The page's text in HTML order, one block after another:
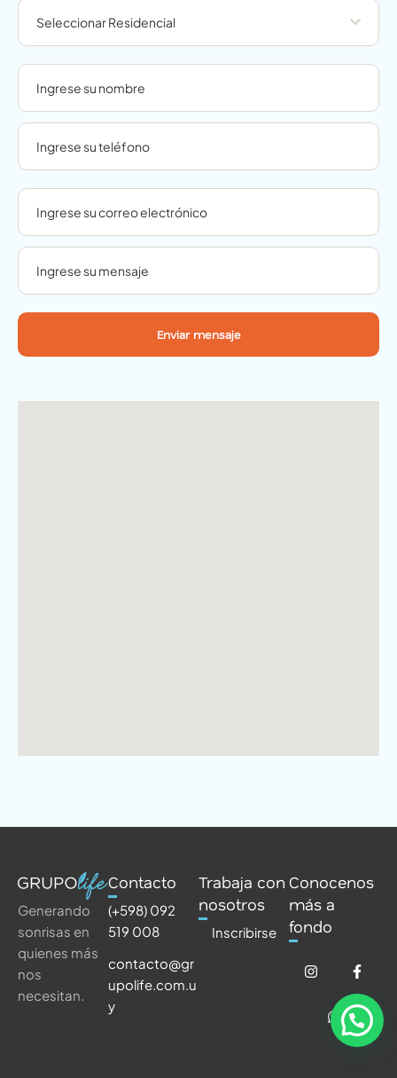
Seleccionar Residencial
Enviar mensaje
Generando
sonrisas en
quienes más
nos
necesitan.
Contacto
(+598) 092
519 008
contacto@gr
upolife.com.u
y
Trabaja con
nosotros
Inscribirse
Conocenos
más a
fondo